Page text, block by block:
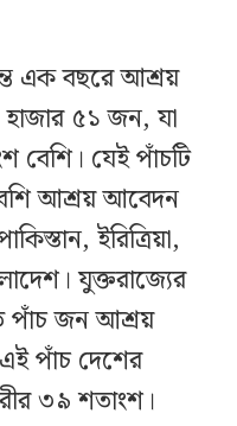
এক বছরে আশ্রয়
৫১ জন, যা
যেই পাঁচটি
আশ্রয় আবেদন
ইরিত্রিয়া,
যুক্তরাজ্যের
পাঁচ জন আশ্রয়
পাঁচ দেশের
৩৯ শতাংশ।